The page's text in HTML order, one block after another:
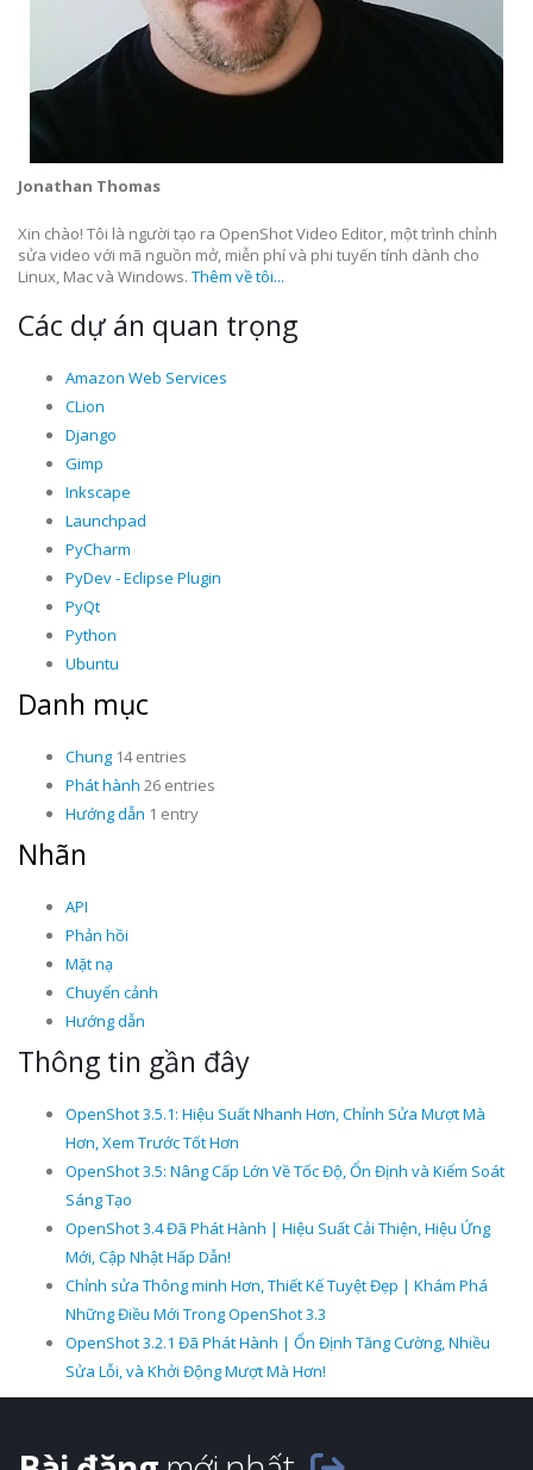
Jonathan Thomas
Xin chào! Tôi là người tạo ra OpenShot Video Editor, một trình chỉnh
sửa video với mã nguồn mở, miễn phí và phi tuyến tính dành cho
Linux, Mac và Windows. Thêm về tôi...
Các dự án quan trọng
Amazon Web Services
CLion
Django
Gimp
Inkscape
Launchpad
PyCharm
PyDev - Eclipse Plugin
PyQt
Python
Ubuntu
Danh mục
Chung 14 entries
Phát hành 26 entries
Hướng dẫn 1 entry
Nhãn
API
Phản hồi
Mặt nạ
Chuyển cảnh
Hướng dẫn
Thông tin gần đây
OpenShot 3.5.1: Hiệu Suất Nhanh Hơn, Chỉnh Sửa Mượt Mà
Hơn, Xem Trước Tốt Hơn
OpenShot 3.5: Nâng Cấp Lớn Về Tốc Độ, Ổn Định và Kiểm Soát
Sáng Tạo
OpenShot 3.4 Đã Phát Hành | Hiệu Suất Cải Thiện, Hiệu Ứng
Mới, Cập Nhật Hấp Dẫn!
Chỉnh sửa Thông minh Hơn, Thiết Kế Tuyệt Đẹp | Khám Phá
Những Điều Mới Trong OpenShot 3.3
OpenShot 3.2.1 Đã Phát Hành | Ổn Định Tăng Cường, Nhiều
Sửa Lỗi, và Khởi Động Mượt Mà Hơn!